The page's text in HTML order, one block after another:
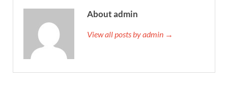
About admin
View all posts by admin →